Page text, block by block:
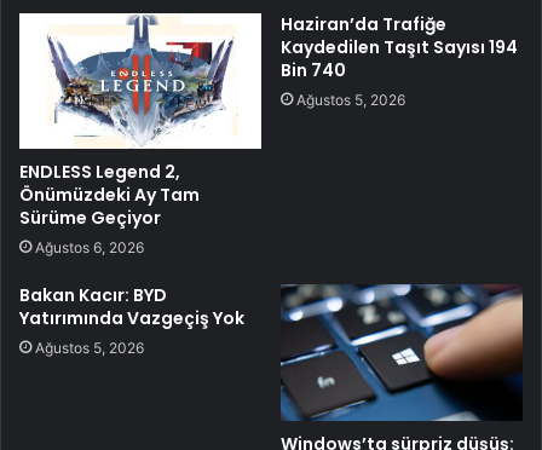
ENDLESS Legend 2,
Önümüzdeki Ay Tam
Sürüme Geçiyor
Ağustos 6, 2026
Haziran’da Trafiğe
Kaydedilen Taşıt Sayısı 194
Bin 740
Ağustos 5, 2026
Bakan Kacır: BYD
Yatırımında Vazgeçiş Yok
Ağustos 5, 2026
Windows’ta sürpriz düşüş: